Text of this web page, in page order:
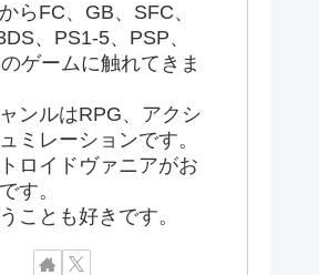
らFC、GB、SFC、
、PS1-5、PSP、
ゲームに触れてきま
ンルはRPG、アクシ
ミレーションです。
ロイドヴァニアがお
す。
ことも好きです。